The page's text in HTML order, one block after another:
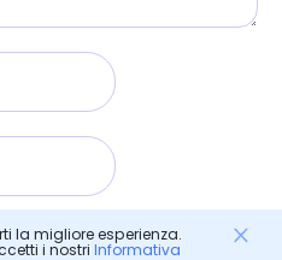
e sito web in questo
la migliore esperienza.
i nostri Informativa